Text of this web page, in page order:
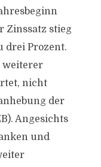
Zinssatz stieg
drei Prozent.
weiterer
nicht
der
Angesichts
und